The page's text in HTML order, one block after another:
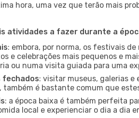
hora, uma vez que terão mais
atividades a fazer durante a
: embora, por norma, os festivais
e celebrações mais pequenos e
ou numa visita guiada para uma
fechados: visitar museus, galerias
também é bastante comum que
: a época baixa é também perfeita
local e experienciar o dia a dia